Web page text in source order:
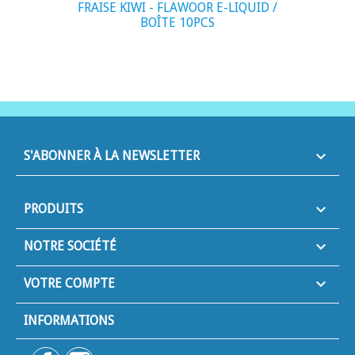
FRAISE KIWI - FLAWOOR E-LIQUID /
BOÎTE 10PCS
S'ABONNER À LA NEWSLETTER keyboard_arrow_down
PRODUITS 
NOTRE SOCIÉTÉ 
VOTRE COMPTE 
INFORMATIONS